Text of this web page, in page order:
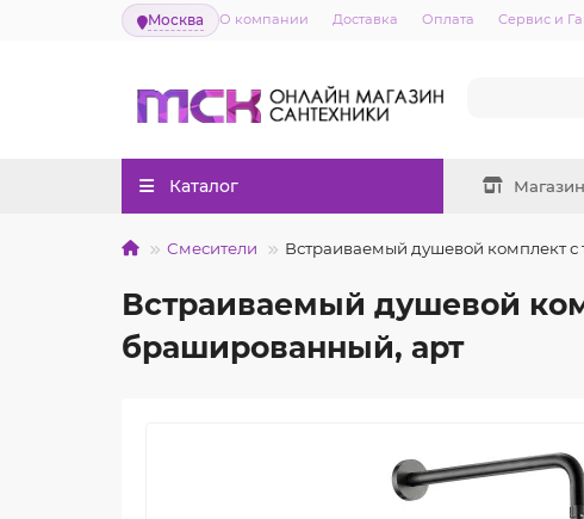
Москва О компании Доставка Оплата Сервис и
Каталог
Смесители Встраиваемый душевой комплект
Встраиваемый душевой
брашированный, арт